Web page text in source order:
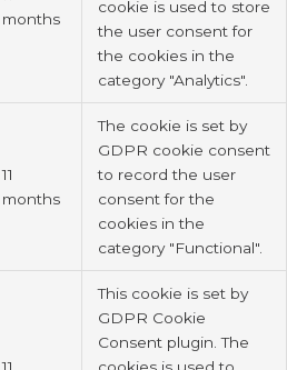
months
cookie is used to store
the user consent for
the cookies in the
category "Analytics".
11
months
The cookie is set by
GDPR cookie consent
to record the user
consent for the
cookies in the
category "Functional".
This cookie is set by
GDPR Cookie
Consent plugin. The